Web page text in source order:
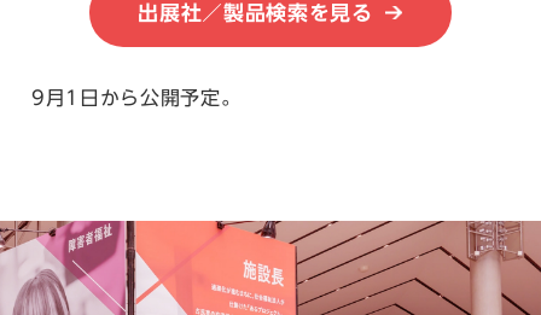
出展社／製品検索を見る
9月1日から公開予定。